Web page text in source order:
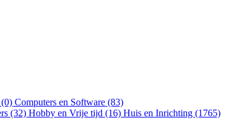
Computers en Software (83)
(32) Hobby en Vrije tijd (16) Huis en Inrichting (1765)